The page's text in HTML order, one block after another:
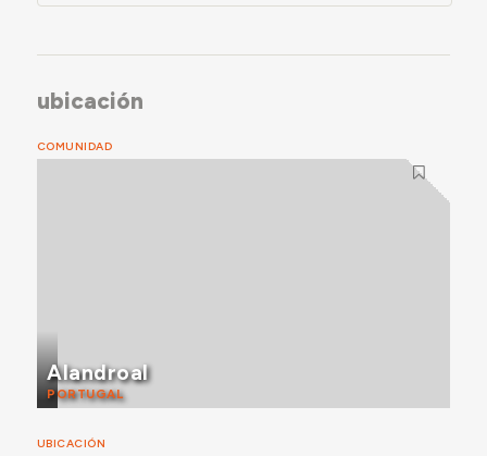
ubicación
COMUNIDAD
Alandroal
PORTUGAL
UBICACIÓN